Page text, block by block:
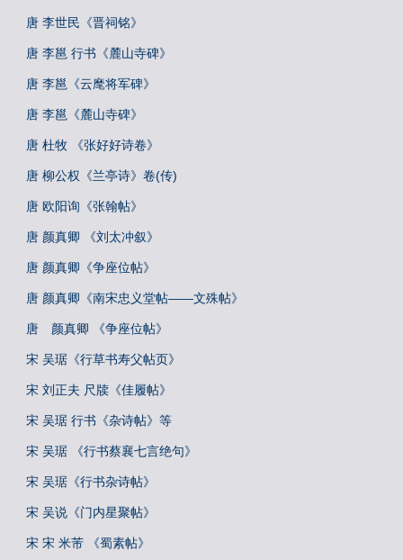
唐 李世民《晋祠铭》
唐 李邕 行书《麓山寺碑》
唐 李邕《云麾将军碑》
唐 李邕《麓山寺碑》
唐 杜牧 《张好好诗卷》
唐 柳公权《兰亭诗》卷(传)
唐 欧阳询《张翰帖》
唐 颜真卿 《刘太冲叙》
唐 颜真卿《争座位帖》
唐 颜真卿《南宋忠义堂帖——文殊帖》
唐 颜真卿 《争座位帖》
宋 吴琚《行草书寿父帖页》
宋 刘正夫 尺牍《佳履帖》
宋 吴琚 行书《杂诗帖》等
宋 吴琚 《行书蔡襄七言绝句》
宋 吴琚《行书杂诗帖》
宋 吴说《门内星聚帖》
宋 宋 米芾 《蜀素帖》